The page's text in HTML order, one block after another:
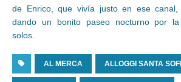
de Enrico, que vivía justo en ese
dando un bonito paseo nocturno por la
solos.
AL MERCA ALLOGGI SANTA